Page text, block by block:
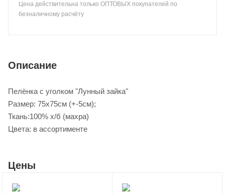
Цена действительна только ОПТОВЫХ покупателей по
безналичному расчёту
Описание
Пелёнка с уголком "Лунный зайка"
Размер: 75х75см (+-5см);
Ткань:100% х/б (махра)
Цвета: в ассортименте
Цены